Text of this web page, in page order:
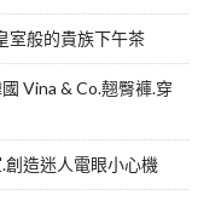
室般的貴族下午茶
Vina & Co.翹臀褲.穿
造迷人電眼小心機